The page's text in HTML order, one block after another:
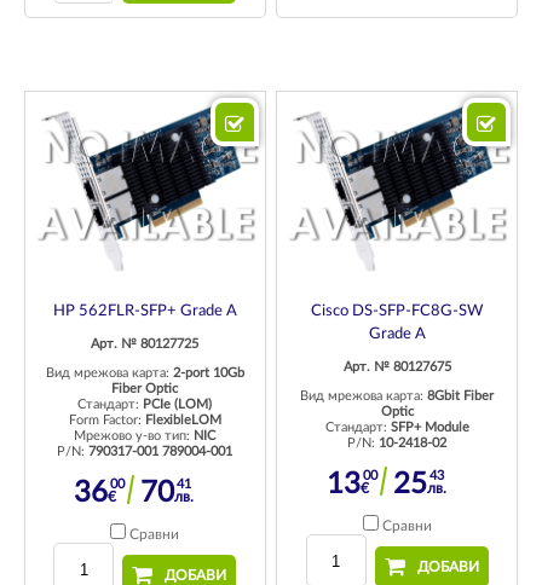
HP 562FLR-SFP+ Grade A
Арт. № 80127725
Вид мрежова карта: 2-port 10Gb
Fiber Optic
Стандарт: PCIe (LOM)
Form Factor: FlexibleLOM
Мрежово у-во тип: NIC
P/N:790317-001 789004-001
3600
€ 7041
лв.
Сравни
ДОБАВИ
Cisco DS-SFP-FC8G-SW
Grade A
Арт. № 80127675
Вид мрежова карта:8Gbit Fiber
Optic
Стандарт: SFP+ Module
P/N: 10-2418-02
1300
€ 2543
лв.
Сравни
ДОБАВИ